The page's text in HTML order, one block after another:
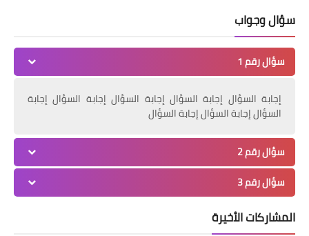
أخبار المخيمات
بيان صادر عن إجتماع اللجنة الأمنية
الفلسطينية العليا
سؤال وجواب
سؤال رقم 1
إجابة السؤال إجابة السؤال إجابة السؤال إجابة السؤال إجابة
السؤال إجابة السؤال إجابة السؤال
سؤال رقم 2
سؤال رقم 3
المشاركات الأخيرة